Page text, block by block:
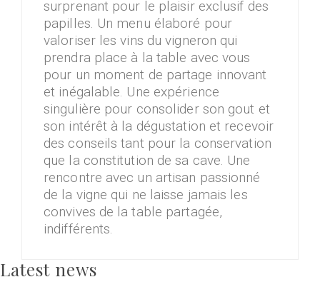
surprenant pour le plaisir exclusif des
papilles. Un menu élaboré pour
valoriser les vins du vigneron qui
prendra place à la table avec vous
pour un moment de partage innovant
et inégalable. Une expérience
singulière pour consolider son gout et
son intérêt à la dégustation et recevoir
des conseils tant pour la conservation
que la constitution de sa cave. Une
rencontre avec un artisan passionné
de la vigne qui ne laisse jamais les
convives de la table partagée,
indifférents.
Latest news